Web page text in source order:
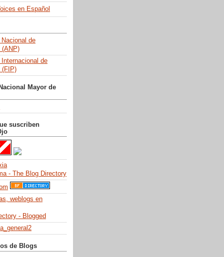
de
(ANP)
Internacional de
(FIP)
Mayor de
suscriben
de Blogs